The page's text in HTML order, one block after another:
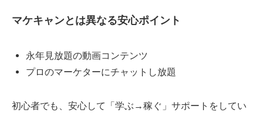
マケキャンとは異なる安心ポイント
永年見放題の動画コンテンツ
プロのマーケターにチャットし放題
初心者でも、安心して「学ぶ→稼ぐ」サポートをしてい